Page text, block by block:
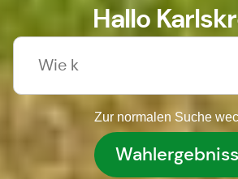
Hallo
Zur normalen Suche